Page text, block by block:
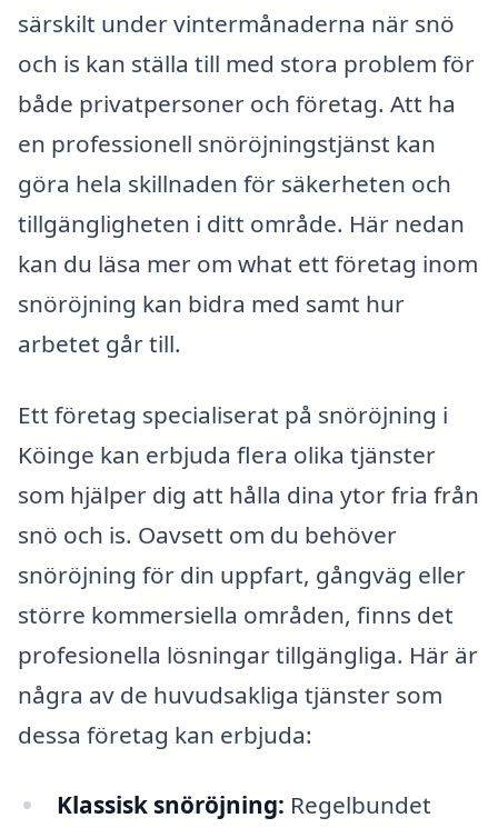
särskilt under vintermånaderna när snö
och is kan ställa till med stora problem för
både privatpersoner och företag. Att ha
en professionell snöröjningstjänst kan
göra hela skillnaden för säkerheten och
tillgängligheten i ditt område. Här nedan
kan du läsa mer om what ett företag inom
snöröjning kan bidra med samt hur
arbetet går till.
Ett företag specialiserat på snöröjning i
Köinge kan erbjuda flera olika tjänster
som hjälper dig att hålla dina ytor fria från
snö och is. Oavsett om du behöver
snöröjning för din uppfart, gångväg eller
större kommersiella områden, finns det
profesionella lösningar tillgängliga. Här är
några av de huvudsakliga tjänster som
dessa företag kan erbjuda:
Klassisk snöröjning: Regelbundet